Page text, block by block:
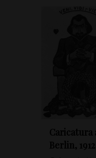
Caricatura
Berlin, 1912